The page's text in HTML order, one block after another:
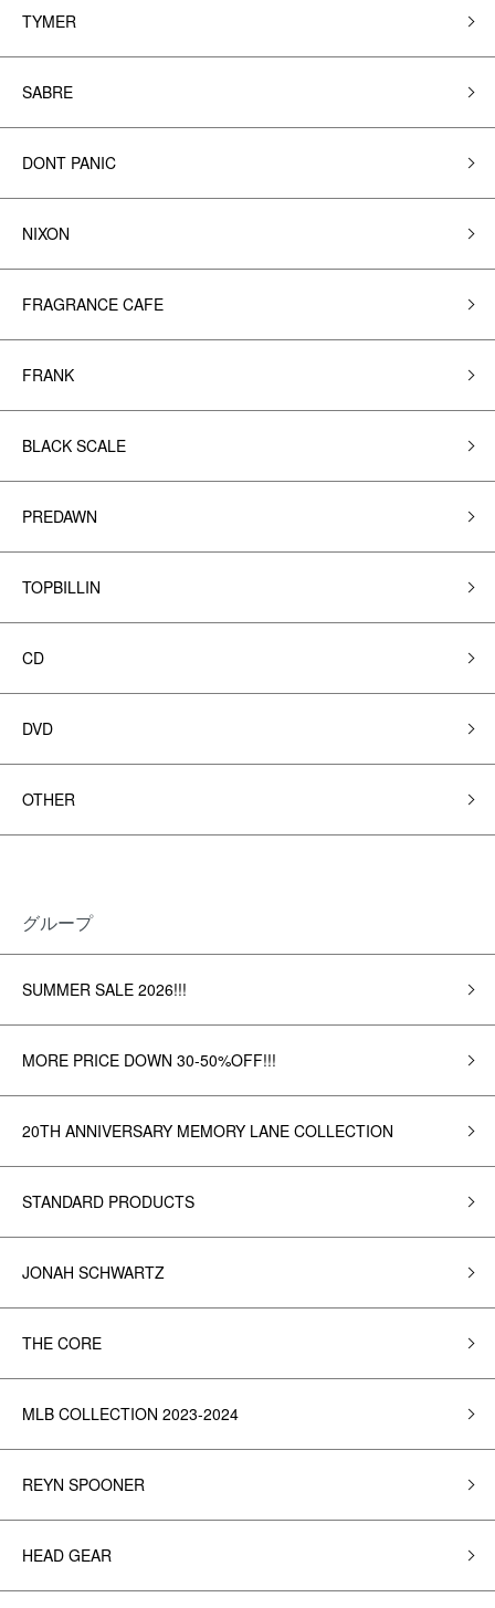
TYMER
SABRE
DONT PANIC
NIXON
FRAGRANCE CAFE
FRANK
BLACK SCALE
PREDAWN
TOPBILLIN
CD
DVD
OTHER
グループ
SUMMER SALE 2026!!!
MORE PRICE DOWN 30-50%OFF!!!
20TH ANNIVERSARY MEMORY LANE COLLECTION
STANDARD PRODUCTS
JONAH SCHWARTZ
THE CORE
MLB COLLECTION 2023-2024
REYN SPOONER
HEAD GEAR